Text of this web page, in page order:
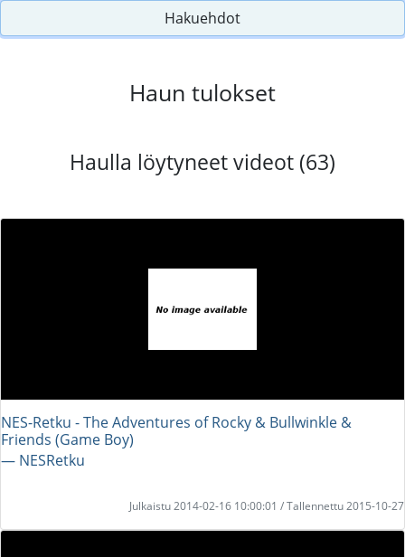
Hakuehdot
Haun tulokset
Haulla löytyneet videot (63)
NES-Retku - The Adventures of Rocky & Bullwinkle &
Friends (Game Boy)
― NESRetku
Julkaistu 2014-02-16 10:00:01 / Tallennettu 2015-10-27